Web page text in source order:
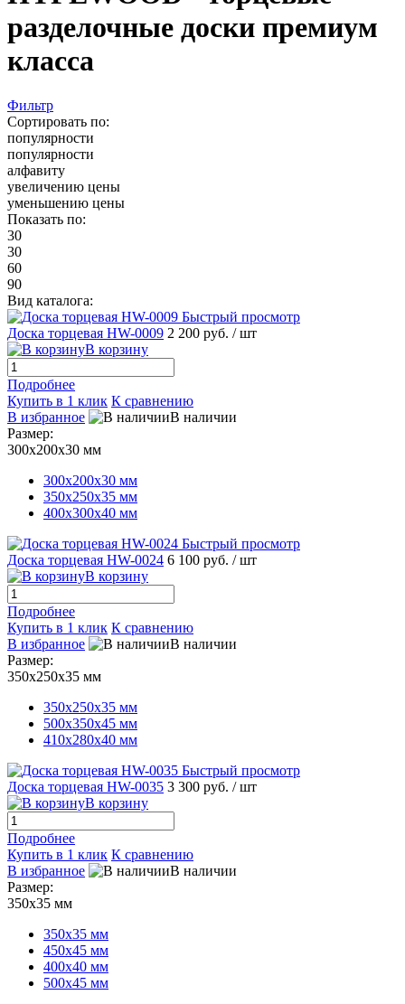
разделочные доски премиум
класса
Фильтр
Сортировать по:
популярности
популярности
алфавиту
увеличению цены
уменьшению цены
Показать по:
30
30
60
90
Вид каталога:
Быстрый просмотр
Доска торцевая HW-0009 2 200 руб. / шт
В корзину
Подробнее
Купить в 1 клик К сравнению
В избранное
В наличии
Размер:
300х200х30 мм
300х200х30 мм
350х250х35 мм
400х300х40 мм
Быстрый просмотр
Доска торцевая HW-0024 6 100 руб. / шт
В корзину
Подробнее
Купить в 1 клик К сравнению
В избранное
В наличии
Размер:
350х250х35 мм
350х250х35 мм
500х350х45 мм
410х280х40 мм
Быстрый просмотр
Доска торцевая HW-0035 3 300 руб. / шт
В корзину
Подробнее
Купить в 1 клик К сравнению
В избранное
В наличии
Размер:
350х35 мм
350х35 мм
450х45 мм
400х40 мм
500х45 мм